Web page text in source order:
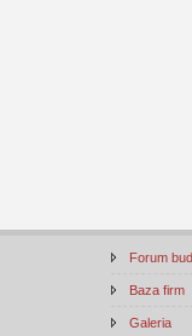
Forum
Baza firm
Galeria